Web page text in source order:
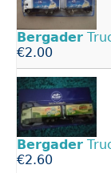
Bergader
€2.00
Bergader
€2.60